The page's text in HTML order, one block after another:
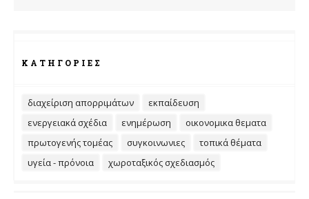
ΚΑΤΗΓΟΡΊΕΣ
διαχείριση απορριμάτων
εκπαίδευση
ενεργειακά σχέδια
ενημέρωση
οικονομικα θεματα
πρωτογενής τομέας
συγκοινωνιες
τοπικά θέματα
υγεία - πρόνοια
χωροταξικός σχεδιασμός